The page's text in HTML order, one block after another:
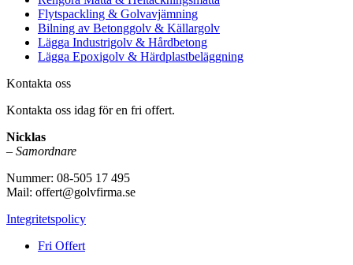
Flytspackling & Golvavjämning
Bilning av Betonggolv & Källargolv
Lägga Industrigolv & Hårdbetong
Lägga Epoxigolv & Härdplastbeläggning
Kontakta oss
Kontakta oss idag för en fri offert.
Nicklas
– Samordnare
Nummer: 08-505 17 495
Mail: offert@golvfirma.se
Integritetspolicy
Fri Offert